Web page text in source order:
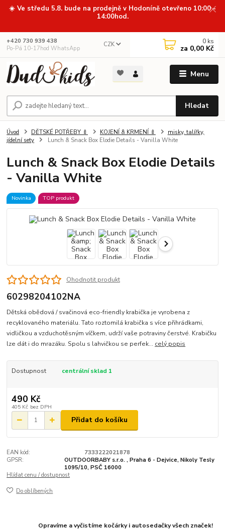
☀️ Ve středu 5.8. bude na prodejně v Hodoníně otevřeno 10:00 -
14:00hod.
Menu
CZK
Hledat
+420 730 939 438
Po-Pá 10-17hod WhatsApp
0 ks
za 0,00 Kč
Úvod DĚTSKÉ POTŘEBY 🍼 KOJENÍ & KRMENÍ 🍼
misky, talířky,
jídelní sety
Lunch & Snack Box Elodie Details - Vanilla White
Lunch & Snack Box Elodie Details
- Vanilla White
Novinka TOP produkt
Ohodnotit produkt
60298204102NA
Dětská obědová / svačinová eco-friendly krabička je vyrobena z
recyklovaného materiálu. Tato roztomilá krabička s více přihrádkami,
vidličkou a vzduchotěsným víčkem, udrží vaše potraviny čerstvé. Krabičku
lze dát i do mrazáku. Spolu s lahvičkou se perfek... celý popis
Dostupnost centrální sklad 1
490 Kč
405 Kč bez DPH
Přidat do košíku
EAN kód:
7333222021878
GPSR:
OUTDOORBABY s.r.o. , Praha 6 - Dejvice, Nikoly Tesly
1095/10, PSČ 16000
Hlídat cenu / dostupnost
Do oblíbených
Opravíme a vyčistíme kočárky i autosedačky všech značek!